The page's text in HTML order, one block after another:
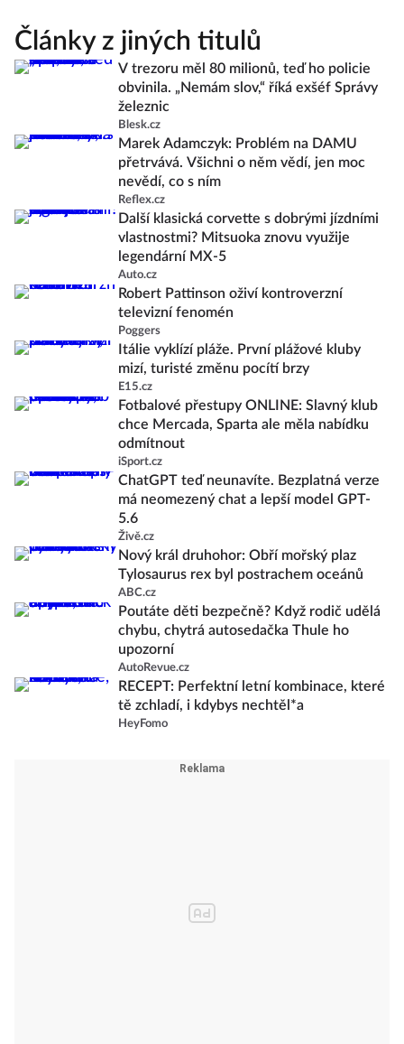
Články z jiných titulů
V trezoru měl 80 milionů, teď ho policie
obvinila. „Nemám slov,“ říká exšéf Správy
železnic
Blesk.cz
Marek Adamczyk: Problém na DAMU
přetrvává. Všichni o něm vědí, jen moc
nevědí, co s ním
Reflex.cz
Další klasická corvette s dobrými jízdními
vlastnostmi? Mitsuoka znovu využije
legendární MX-5
Auto.cz
Robert Pattinson oživí kontroverzní
televizní fenomén
Poggers
Itálie vyklízí pláže. První plážové kluby
mizí, turisté změnu pocítí brzy
E15.cz
Fotbalové přestupy ONLINE: Slavný klub
chce Mercada, Sparta ale měla nabídku
odmítnout
iSport.cz
ChatGPT teď neunavíte. Bezplatná verze
má neomezený chat a lepší model GPT-
5.6
Živě.cz
Nový král druhohor: Obří mořský plaz
Tylosaurus rex byl postrachem oceánů
ABC.cz
Poutáte děti bezpečně? Když rodič udělá
chybu, chytrá autosedačka Thule ho
upozorní
AutoRevue.cz
RECEPT: Perfektní letní kombinace, které
tě zchladí, i kdybys nechtěl*a
HeyFomo